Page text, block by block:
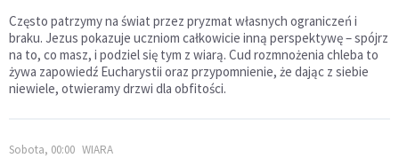
Często patrzymy na świat przez pryzmat własnych ograniczeń i
braku. Jezus pokazuje uczniom całkowicie inną perspektywę – spójrz
na to, co masz, i podziel się tym z wiarą. Cud rozmnożenia chleba to
żywa zapowiedź Eucharystii oraz przypomnienie, że dając z siebie
niewiele, otwieramy drzwi dla obfitości.
Sobota, 00:00 WIARA